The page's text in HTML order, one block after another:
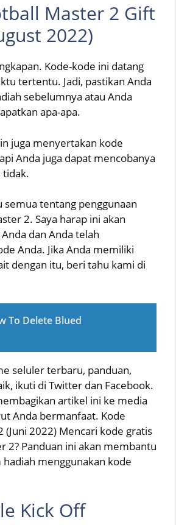
Master 2 Gift
2022)
Kode-kode ini datang
tertentu. Jadi, pastikan Anda
sebelumnya atau Anda
apa-apa.
juga menyertakan kode
Anda juga dapat mencobanya
tidak.
semua tentang penggunaan
2. Saya harap ini akan
dan Anda telah
Anda. Jika Anda memiliki
dengan itu, beri tahu kami di
To Delete Blued
seluler terbaru, panduan,
ikuti di Twitter dan Facebook.
artikel ini ke media
Anda bermanfaat. Kode
(Juni 2022) Mencari kode gratis
2? Panduan ini akan membantu
menggunakan kode
Kick Off